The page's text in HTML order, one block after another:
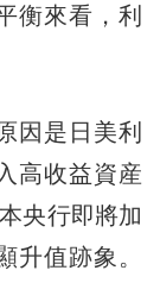
衡來看，利
是日美利
高收益資産
央行即將加
升值跡象。